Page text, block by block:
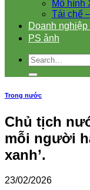
Mô hình
Tái chế
Doanh nghiệp
PS ảnh
Trong nước
Chủ tịch
mỗi người
xanh’.
23/02/2026